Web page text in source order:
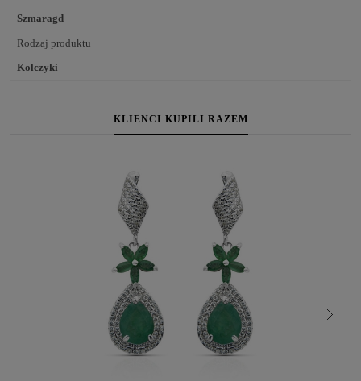
Szmaragd
Rodzaj produktu
Kolczyki
KLIENCI KUPILI RAZEM